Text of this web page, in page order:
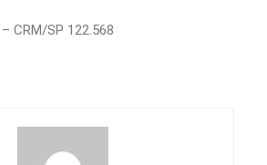
CRM/SP 122.568